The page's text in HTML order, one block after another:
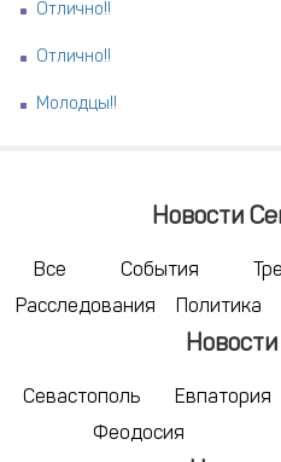
Отлично!!
Отлично!!
Молодцы!!
Новости
Все События
Расследования
Политика
Севастополь Евпатория
Феодосия